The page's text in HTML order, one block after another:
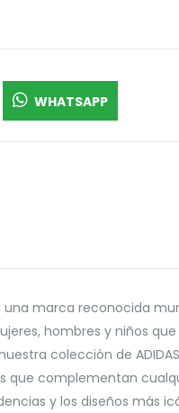
WHATSAPP
una marca reconocida
hombres y niños
colección de
complementan
y los diseños más